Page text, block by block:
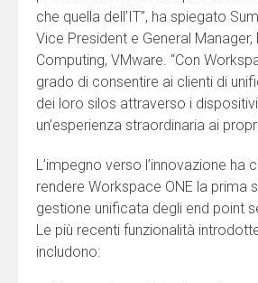
che quella dell’IT”, ha spiegato
Vice President e General Manager,
Computing, VMware. “Con
grado di consentire ai clienti di
dei loro silos attraverso i
un’esperienza straordinaria ai
L’impegno verso l’innovazione ha
rendere Workspace ONE la prima
gestione unificata degli end point
Le più recenti funzionalità
includono: